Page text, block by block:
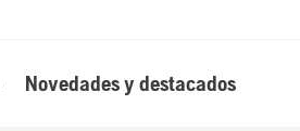
Novedades y destacados